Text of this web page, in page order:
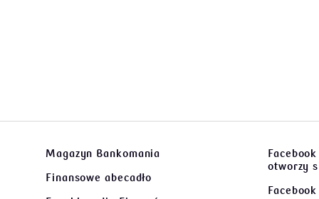
Magazyn Bankomania
Finansowe abecadło
otworzy